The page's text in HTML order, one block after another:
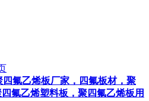
氟乙烯板厂家，四氟板材，聚
氟乙烯塑料板，聚四氟乙烯板用